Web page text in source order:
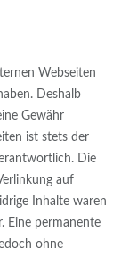
Webseiten
Deshalb
Gewähr
ist stets der
Die
auf
Inhalte waren
Eine permanente
ohne